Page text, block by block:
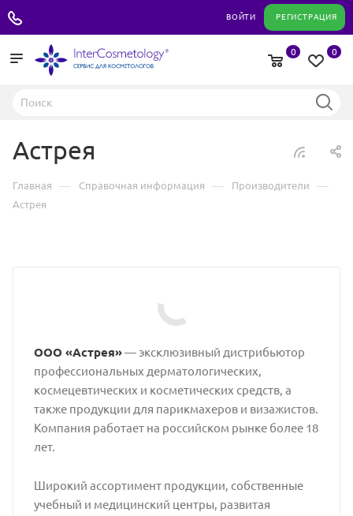
ВОЙТИ РЕГИСТРАЦИЯ
0
0
Астрея
Главная — Справочная информация — Производители —
Астрея
ООО «Астрея»— эксклюзивный дистрибьютор
профессиональных дерматологических,
космецевтических и косметических средств, а
также продукции для парикмахеров и визажистов.
Компания работает на российском рынке более 18
лет.
Широкий ассортимент продукции, собственные
учебный и медицинский центры, развитая